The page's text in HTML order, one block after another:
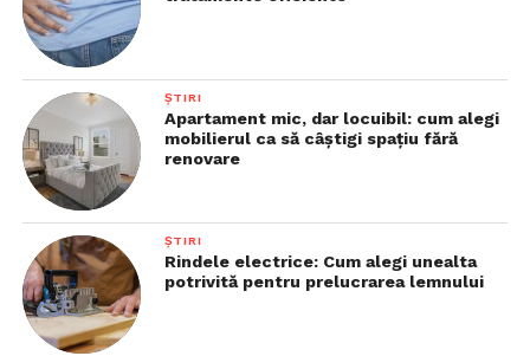
ȘTIRI
Apartament mic, dar locuibil: cum alegi
mobilierul ca să câștigi spațiu fără
renovare
ȘTIRI
Rindele electrice: Cum alegi unealta
potrivită pentru prelucrarea lemnului